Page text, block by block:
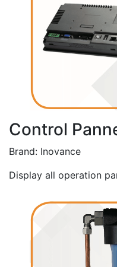
Control
Brand: Inovance
Display all operation